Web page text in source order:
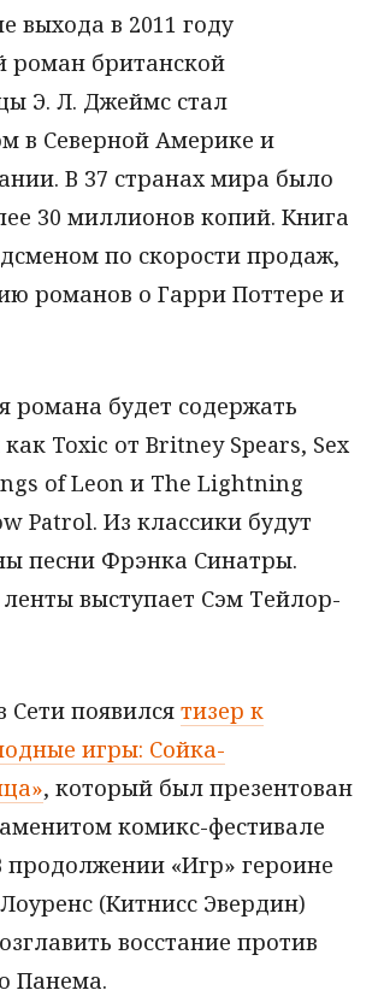
выхода в 2011 году
роман британской
Э. Л. Джеймс стал
в Северной Америке и
В 37 странах мира было
30 миллионов копий. Книга
по скорости продаж,
романов о Гарри Поттере и
романа будет содержать
Toxic от Britney Spears, Sex
of Leon и The Lightning
Patrol. Из классики будут
песни Фрэнка Синатры.
выступает Сэм Тейлор-
появился тизер к
игры: Сойка-
, который был презентован
комикс-фестивале
продолжении «Игр» героине
(Китнисс Эвердин)
восстание против
Панема.